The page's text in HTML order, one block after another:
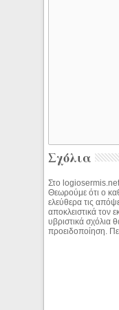
Σχόλια
Στο logiosermis.net
Θεωρούμε ότι ο
ελεύθερα τις
αποκλειστικά τον
υβριστικά σχόλια
προειδοποίηση.